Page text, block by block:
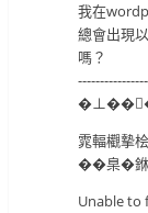
我在
總會出現
嗎？
雿輻欟
��臬�
Unable to